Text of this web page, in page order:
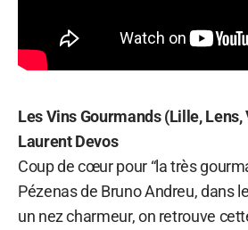
Les Vins Gourmands (Lille,
Laurent Devos
Coup de cœur pour “la très
Pézenas de Bruno Andreu, dans
un nez charmeur, on retrouve